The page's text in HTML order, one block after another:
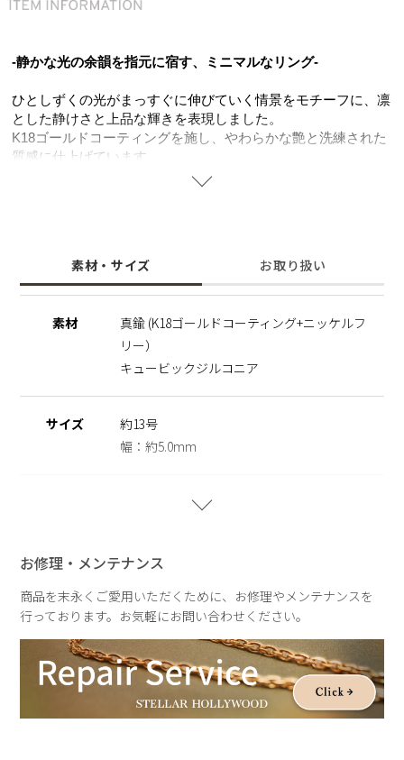
-静かな光の余韻を指元に宿す、ミニマルなリング-
ひとしずくの光がまっすぐに伸びていく情景をモチーフに、凛
とした静けさと上品な輝きを表現しました。
K18ゴールドコーティングを施し、やわらかな艶と洗練された
質感に仕上げています。
上下の側面には細やかなキュービックジルコニアをセッティン
象をプラス。
日常の装いに自然に溶け込み、重ねづけにも美しく調和するリ
自分へのご褒美にも、大切な人への贈り物にも。
ニッケルフリーを使用することで肌にやさしく金属アレルギー
の方でも安心してご使用いただけます。
金属製のアクセサリーに含まれるニッケルで引き起こるアレル
ギーを防ぐために、ニッケルをほぼ含まずに作られた素材を指
ション。
雨粒が静かに落ちる瞬間や、光をまとってきらめく情景をイメ
ージしたデザインが、繊細な輝きを生み出します。
しっとりとした空気感と透明感のある表情が、いつもの装いに
雨の日さえも、少し好きになる。ふとした瞬間を特別にするシ
リーズです。
素材・サイズ お取り扱い
素材
真鍮 (K18ゴールドコーティング+ニッケルフ
リー）
キュービックジルコニア
サイズ
約13号
幅：約5.0mm
お修理・メンテナンス
商品を末永くご愛用いただくために、お修理やメンテナンスを
行っております。お気軽にお問い合わせください。